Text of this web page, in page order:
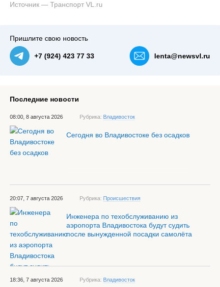
Источник — Транспорт VL.ru
Пришлите свою новость
+7 (924) 423 77 33 lenta@newsvl.ru
Последние новости
08:00, 8 августа 2026 Рубрика: Владивосток
Сегодня во Владивостоке без осадков
20:07, 7 августа 2026 Рубрика: Происшествия
Инженера по техобслуживанию из
аэропорта Владивостока будут судить
после вынужденной посадки самолёта
18:36, 7 августа 2026 Рубрика: Владивосток